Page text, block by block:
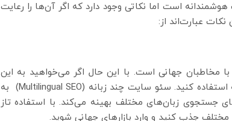
است اما نکاتی وجود دارد که اگر آن‌ها را رعایت
عبارت‌اند از:
مخاطبان جهانی است. با این حال اگر می‌خواهید به این
مزیت دست بیابید باید از تکنیک‌های سئوی سایت چند زبانه استفاده کنید. سئو سایت چند زبانه (Multilingual SEO) به
جستجوی زبان‌های مختلف بهینه می‌کند. با استفاده تاز
جذب کنید و وارد بازارهای جهانی شوید.